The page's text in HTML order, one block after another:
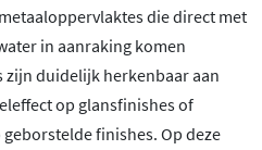
die direct met
in aanraking komen
zijn duidelijk herkenbaar aan
op glansfinishes of
finishes. Op deze